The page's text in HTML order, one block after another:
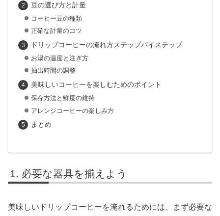
豆の選び方と計量
コーヒー豆の種類
正確な計量のコツ
ドリップコーヒーの淹れ方ステップバイステップ
お湯の温度と注ぎ方
抽出時間の調整
美味しいコーヒーを楽しむためのポイント
保存方法と鮮度の維持
アレンジコーヒーの楽しみ方
まとめ
必要な器具を揃えよう
美味しいドリップコーヒーを淹れるためには、まず必要な